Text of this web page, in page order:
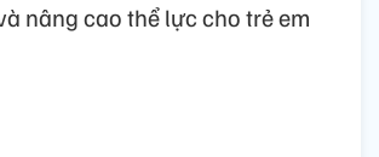
nâng cao thể lực cho trẻ em